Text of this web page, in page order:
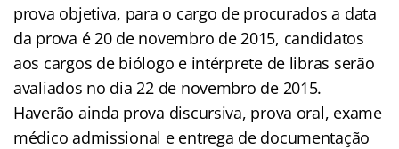
prova objetiva, para o cargo de procurados a data
da prova é 20 de novembro de 2015, candidatos
aos cargos de biólogo e intérprete de libras serão
avaliados no dia 22 de novembro de 2015.
Haverão ainda prova discursiva, prova oral, exame
médico admissional e entrega de documentação